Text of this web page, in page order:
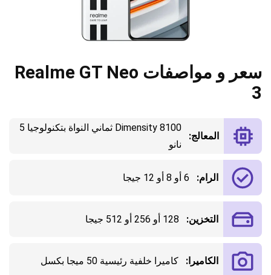
سعر و مواصفات Realme GT Neo
3
المعالج:
Dimensity 8100 ثماني النواة بتكنولوجيا 5
نانو
الرام: 6 أو 8 أو 12 جيجا
التخزين: 128 أو 256 أو 512 جيجا
الكاميرا: كاميرا خلفية رئيسية 50 ميجا بكسل